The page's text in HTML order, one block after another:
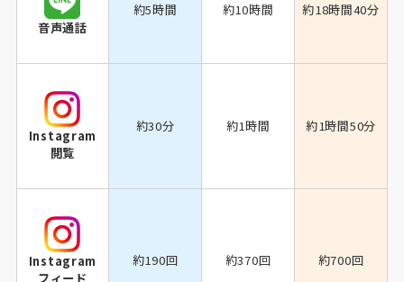
音声通話
約5時間 約10時間 約18時間40分
Instagram
閲覧
約30分 約1時間 約1時間50分
Instagram
フィード
約190回 約370回 約700回